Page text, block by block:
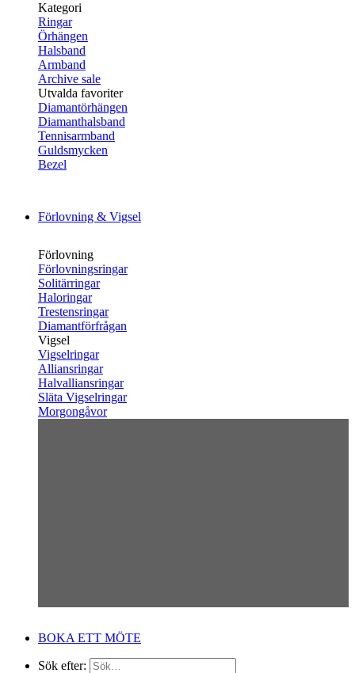
Kategori
Ringar
Örhängen
Halsband
Armband
Archive sale
Utvalda favoriter
Diamantörhängen
Diamanthalsband
Tennisarmband
Guldsmycken
Bezel
Förlovning & Vigsel
Förlovning
Förlovningsringar
Solitärringar
Haloringar
Trestensringar
Diamantförfrågan
Vigsel
Vigselringar
Alliansringar
Halvalliansringar
Släta Vigselringar
Morgongåvor
BOKA ETT MÖTE
Sök efter: